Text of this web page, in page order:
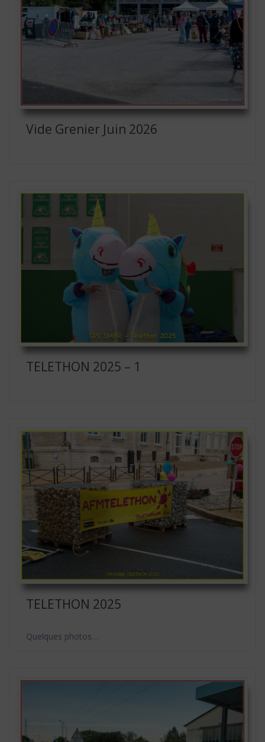
Vide Grenier Juin 2026
TELETHON 2025 – 1
TELETHON 2025
Quelques photos…